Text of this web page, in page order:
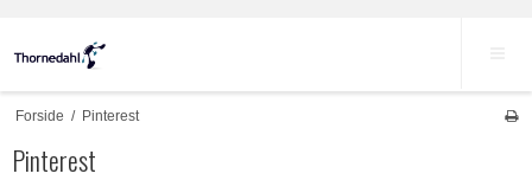
Forside / Pinterest
Pinterest